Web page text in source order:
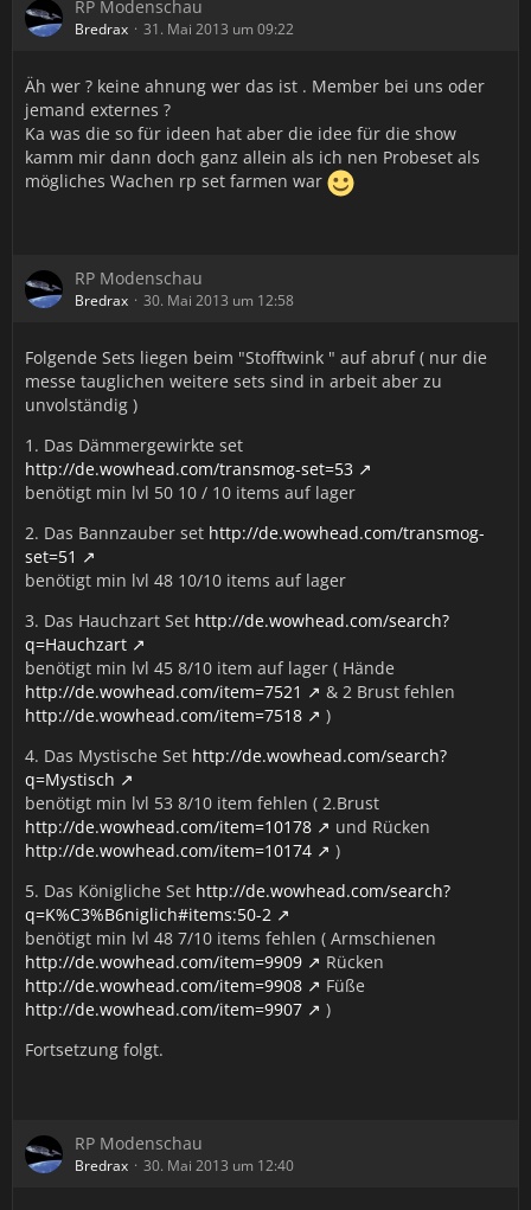
RP Modenschau
Bredrax 31. Mai 2013 um 09:22
Äh wer ? keine ahnung wer das ist . Member bei uns oder
jemand externes ?
Ka was die so für ideen hat aber die idee für die show
kamm mir dann doch ganz allein als ich nen Probeset als
mögliches Wachen rp set farmen war
RP Modenschau
Bredrax 30. Mai 2013 um 12:58
Folgende Sets liegen beim "Stofftwink " auf abruf ( nur die
messe tauglichen weitere sets sind in arbeit aber zu
unvolständig )
1. Das Dämmergewirkte set
http://de.wowhead.com/transmog-set=53
benötigt min lvl 50 10 / 10 items auf lager
2. Das Bannzauber set http://de.wowhead.com/transmog-
set=51
benötigt min lvl 48 10/10 items auf lager
3. Das Hauchzart Set http://de.wowhead.com/search?
q=Hauchzart
benötigt min lvl 45 8/10 item auf lager ( Hände
http://de.wowhead.com/item=7521
& 2 Brust fehlen
http://de.wowhead.com/item=7518
)
4. Das Mystische Set http://de.wowhead.com/search?
q=Mystisch
benötigt min lvl 53 8/10 item fehlen ( 2.Brust
http://de.wowhead.com/item=10178
und Rücken
http://de.wowhead.com/item=10174
)
5. Das Königliche Set http://de.wowhead.com/search?
q=K%C3%B6niglich#items:50-2
benötigt min lvl 48 7/10 items fehlen ( Armschienen
http://de.wowhead.com/item=9909
Rücken
http://de.wowhead.com/item=9908
Füße
http://de.wowhead.com/item=9907
)
Fortsetzung folgt.
RP Modenschau
Bredrax 30. Mai 2013 um 12:40